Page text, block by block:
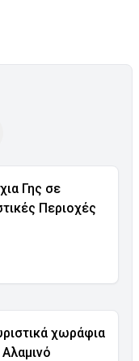
Γης σε
Περιοχές
χωράφια